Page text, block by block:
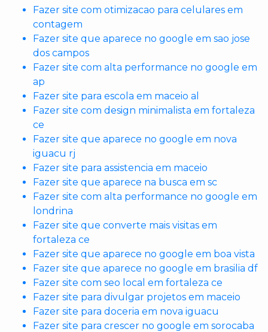
Fazer site com otimizacao para celulares em
contagem
Fazer site que aparece no google em sao jose
dos campos
Fazer site com alta performance no google em
ap
Fazer site para escola em maceio al
Fazer site com design minimalista em fortaleza
ce
Fazer site que aparece no google em nova
iguacu rj
Fazer site para assistencia em maceio
Fazer site que aparece na busca em sc
Fazer site com alta performance no google em
londrina
Fazer site que converte mais visitas em
fortaleza ce
Fazer site que aparece no google em boa vista
Fazer site que aparece no google em brasilia df
Fazer site com seo local em fortaleza ce
Fazer site para divulgar projetos em maceio
Fazer site para doceria em nova iguacu
Fazer site para crescer no google em sorocaba